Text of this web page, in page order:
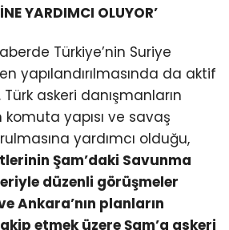
YARDIMCI OLUYOR’
Türkiye’nin Suriye
yapılandırılmasında da aktif
Türk askeri danışmanların
yapısı ve savaş
yardımcı olduğu,
Şam’daki Savunma
düzenli görüşmeler
Ankara’nın planların
etmek üzere Şam’a askeri